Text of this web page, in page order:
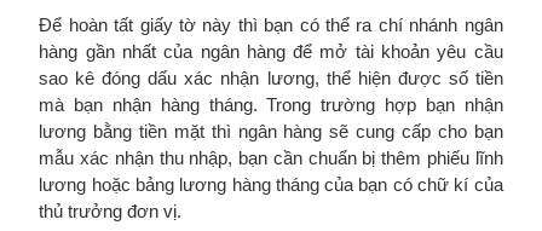
Để hoàn tất giấy tờ này thì bạn có thể ra chí nhánh ngân
hàng gần nhất của ngân hàng để mở tài khoản yêu cầu
sao kê đóng dấu xác nhận lương, thể hiện được số tiền
mà bạn nhận hàng tháng. Trong trường hợp bạn nhận
lương bằng tiền mặt thì ngân hàng sẽ cung cấp cho bạn
mẫu xác nhận thu nhập, bạn cần chuẩn bị thêm phiếu lĩnh
lương hoặc bảng lương hàng tháng của bạn có chữ kí của
thủ trưởng đơn vị.